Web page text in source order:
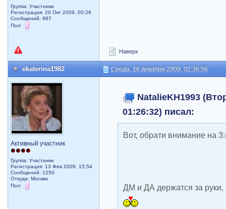
Группа: Участники
Регистрация: 20 Окт 2009, 00:26
Сообщений: 887
Пол:
Наверх
ekaterina1982 Среда, 16 декабря 2009, 02:36:56
Активный участник
Группа: Участники
Регистрация: 13 Фев 2009, 15:54
Сообщений: 1250
Откуда: Москва
Пол:
NatalieKH1993
01:26:32) писал:
Вот, обрати внимание на
ДМ и ДА держатся за руки,